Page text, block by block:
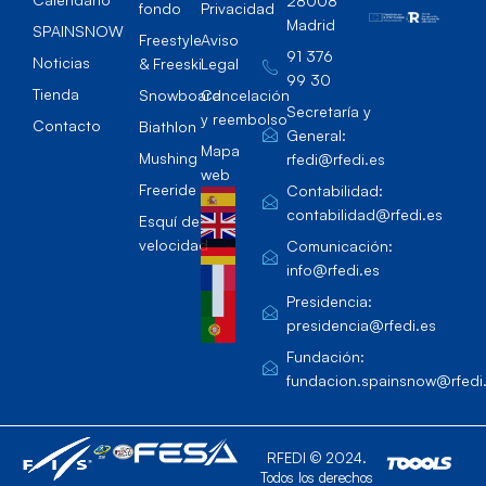
SPAINSNOW
Noticias
Tienda
Contacto
fondo
Freestyle
& Freeski
Snowboard
Biathlon
Mushing
Freeride
Esquí de
velocidad
Privacidad
Aviso
Legal
Cancelación
y reembolso
Mapa
web
Madrid
91 376
99 30
Secretaría y
General:
rfedi@rfedi.es
Contabilidad:
contabilidad@rfedi.es
Comunicación:
info@rfedi.es
Presidencia:
presidencia@rfedi.es
Fundación:
RFEDI © 2024.
Todos los derechos